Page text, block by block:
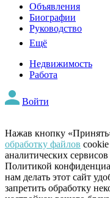
Объявления
Биографии
Руководство
Ещё
Недвижимость
Работа
Войти
Нажав кнопку
обработку файлов
аналитических
Политикой
нам делать этот сайт
запретить обработку